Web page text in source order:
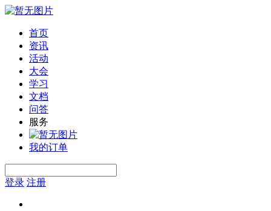
首页
资讯
活动
大会
学习
文档
问答
服务
我的订单
登录 注册